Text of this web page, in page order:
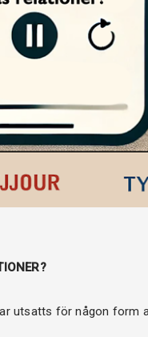
utsatts för någon form